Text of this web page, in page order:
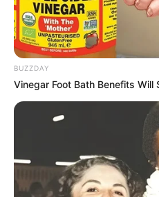
Ambyar! 10 Kalimat
Pakai Bahasa Jawa Ini
Galau Abis
Fail! 10 Potret
Dimasak yang Bikin
BUZZDAY
Vinegar Foot Bath Benefits Will